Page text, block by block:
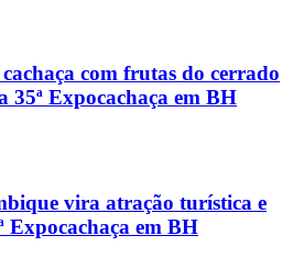
com frutas do cerrado
35ª Expocachaça em BH
vira atração turística e
Expocachaça em BH